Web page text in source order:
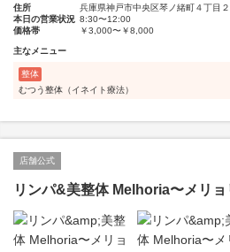
住所
兵庫県神戸市中央区琴ノ緒町４丁目２
本日の営業状況 8:30〜12:00
価格帯
￥3,000〜￥8,000
主なメニュー
整体
むつう整体（イネイト療法）
店舗公式
リンパ&美整体 Melhoria〜メリョ